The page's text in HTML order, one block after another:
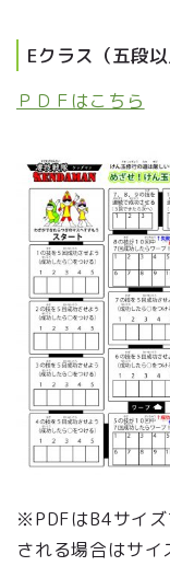
Eクラス（五段以
ＰＤＦはこちら
※PDFはB4サイ
される場合はサ